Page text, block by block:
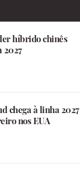
híbrido chinês
2027
chega à linha 2027
nos EUA